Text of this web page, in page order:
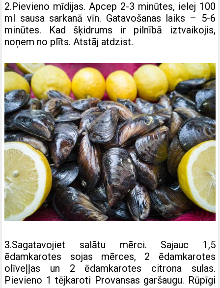
2.Pievieno mīdijas. Apcep 2-3 minūtes, ielej 100
ml sausa sarkanā vīn. Gatavošanas laiks – 5-6
minūtes. Kad šķidrums ir pilnībā iztvaikojis,
noņem no plīts. Atstāj atdzist.
3.Sagatavojiet salātu mērci. Sajauc 1,5
ēdamkarotes sojas mērces, 2 ēdamkarotes
olīveļļas un 2 ēdamkarotes citrona sulas.
Pievieno 1 tējkaroti Provansas garšaugu. Rūpīgi